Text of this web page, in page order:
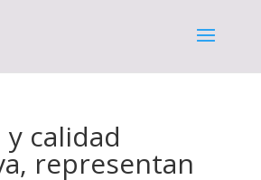
calidad
representan